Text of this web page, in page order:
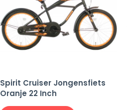
Spirit Cruiser Jongensfiets
Oranje 22 Inch